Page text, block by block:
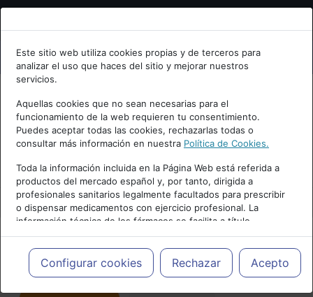
Bienvenid@ a psiquiatria.com
Escribe tu Email
Accede o regístrate con tu email.
Cancelar
Este sitio web utiliza cookies propias y de terceros para
analizar el uso que haces del sitio y mejorar nuestros
servicios.
Aquellas cookies que no sean necesarias para el
funcionamiento de la web requieren tu consentimiento.
Puedes aceptar todas las cookies, rechazarlas todas o
consultar más información en nuestra Política de Cookies.
Toda la información incluida en la Página Web está referida a
productos del mercado español y, por tanto, dirigida a
profesionales sanitarios legalmente facultados para prescribir
o dispensar medicamentos con ejercicio profesional. La
información técnica de los fármacos se facilita a título
meramente informativo, siendo responsabilidad de los
profesionales facultados prescribir medicamentos y decidir, en
cada caso concreto, el tratamiento más adecuado a las
necesidades del paciente.
Configurar cookies Rechazar Acepto
Actualidad y Artículos|Trastornos
neurocognitivos (demencias)